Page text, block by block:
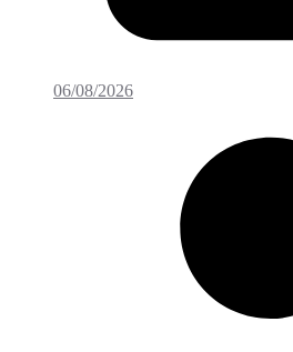
06/08/2026